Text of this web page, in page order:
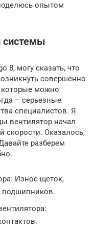
опытом
системы
8, могу сказать, что
совершенно
которые можно
– серьезные
специалистов. Я
вентилятор начал
скорости. Оказалось,
разберем
Износ щеток,
подшипников.